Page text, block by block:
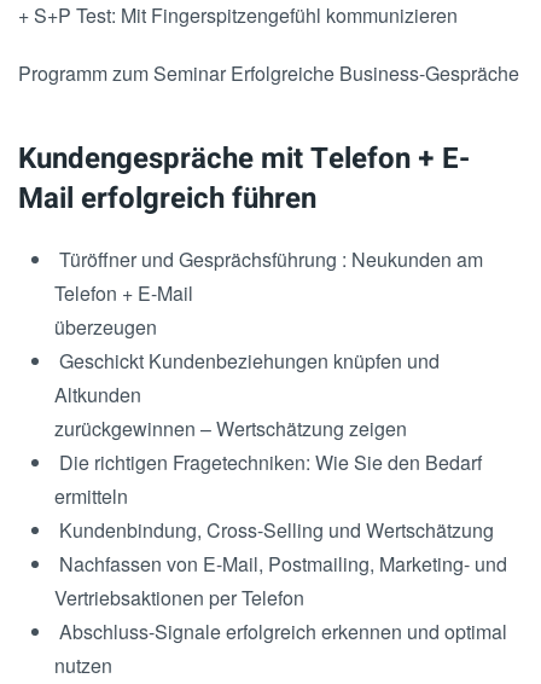
+ S+P Test: Mit Fingerspitzengefühl kommunizieren
Programm zum Seminar Erfolgreiche Business-Gespräche
Kundengespräche mit Telefon + E-
Mail erfolgreich führen
Türöffner und Gesprächsführung : Neukunden am
Telefon + E-Mail
überzeugen
Geschickt Kundenbeziehungen knüpfen und
Altkunden
zurückgewinnen – Wertschätzung zeigen
Die richtigen Fragetechniken: Wie Sie den Bedarf
ermitteln
Kundenbindung, Cross-Selling und Wertschätzung
Nachfassen von E-Mail, Postmailing, Marketing- und
Vertriebsaktionen per Telefon
Abschluss-Signale erfolgreich erkennen und optimal
nutzen